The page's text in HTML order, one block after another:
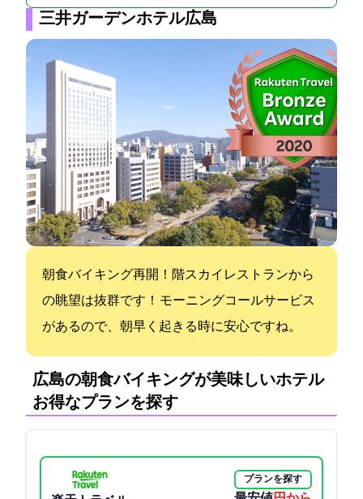
三井ガーデンホテル広島
朝食バイキング再開！25階スカイレストランから
の眺望は抜群です！ モーニングコールサービス
があるので、朝早く起きる時に安心ですね。
広島の朝食バイキングが美味しいホテル:
お得なプランを探す
プランを探す